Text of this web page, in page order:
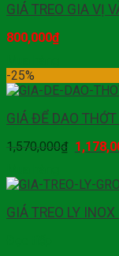
GIÁ TREO GIA VỊ
800,000₫
-25%
GIÁ ĐỂ DAO
1,570,000₫
GIÁ TREO LY